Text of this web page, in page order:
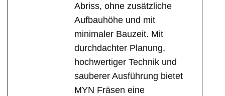
Abriss, ohne zusätzliche
Aufbauhöhe und mit
minimaler Bauzeit. Mit
durchdachter Planung,
hochwertiger Technik und
sauberer Ausführung bietet
MYN Fräsen eine